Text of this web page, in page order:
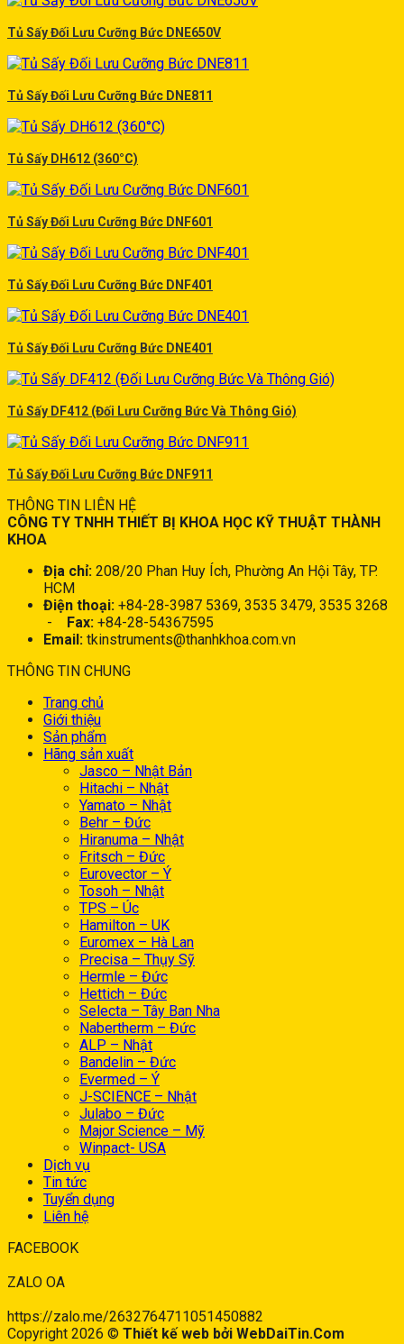
Tủ Sấy Đối Lưu Cưỡng Bức DNE650V
Tủ Sấy Đối Lưu Cưỡng Bức DNE811
Tủ Sấy DH612 (360°C)
Tủ Sấy Đối Lưu Cưỡng Bức DNF601
Tủ Sấy Đối Lưu Cưỡng Bức DNF401
Tủ Sấy Đối Lưu Cưỡng Bức DNE401
Tủ Sấy DF412 (Đối Lưu Cưỡng Bức Và Thông Gió)
Tủ Sấy Đối Lưu Cưỡng Bức DNF911
THÔNG TIN LIÊN HỆ
CÔNG TY TNHH THIẾT BỊ KHOA HỌC KỸ THUẬT THÀNH
KHOA
Địa chỉ: 208/20 Phan Huy Ích, Phường An Hội Tây, TP.
HCM
Điện thoại: +84-28-3987 5369, 3535 3479, 3535 3268
-
Fax: +84-28-54367595
Email: tkinstruments@thanhkhoa.com.vn
THÔNG TIN CHUNG
Trang chủ
Giới thiệu
Sản phẩm
Hãng sản xuất
Jasco – Nhật Bản
Hitachi – Nhật
Yamato – Nhật
Behr – Đức
Hiranuma – Nhật
Fritsch – Đức
Eurovector – Ý
Tosoh – Nhật
TPS – Úc
Hamilton – UK
Euromex – Hà Lan
Precisa – Thụy Sỹ
Hermle – Đức
Hettich – Đức
Selecta – Tây Ban Nha
Nabertherm – Đức
ALP – Nhật
Bandelin – Đức
Evermed – Ý
J-SCIENCE – Nhật
Julabo – Đức
Major Science – Mỹ
Winpact- USA
Dịch vụ
Tin tức
Tuyển dụng
Liên hệ
FACEBOOK
ZALO OA
https://zalo.me/2632764711051450882
Copyright 2026 © Thiết kế web bởi WebDaiTin.Com